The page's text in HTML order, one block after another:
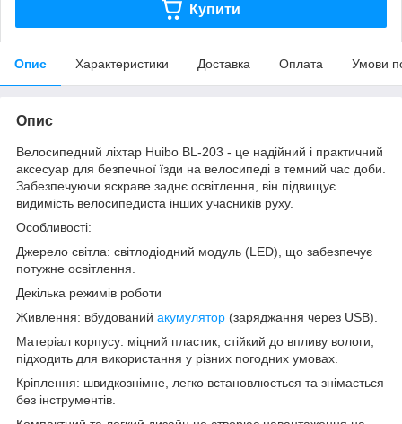
Купити
Опис Характеристики Доставка Оплата Умови
Опис
Велосипедний ліхтар Huibo BL-203 - це надійний і практичний
аксесуар для безпечної їзди на велосипеді в темний час доби.
Забезпечуючи яскраве заднє освітлення, він підвищує
видимість велосипедиста інших учасників руху.
Особливості:
Джерело світла: світлодіодний модуль (LED), що забезпечує
потужне освітлення.
Декілька режимів роботи
Живлення: вбудований акумулятор (заряджання через USB).
Матеріал корпусу: міцний пластик, стійкий до впливу вологи,
підходить для використання у різних погодних умовах.
Кріплення: швидкознімне, легко встановлюється та знімається
без інструментів.